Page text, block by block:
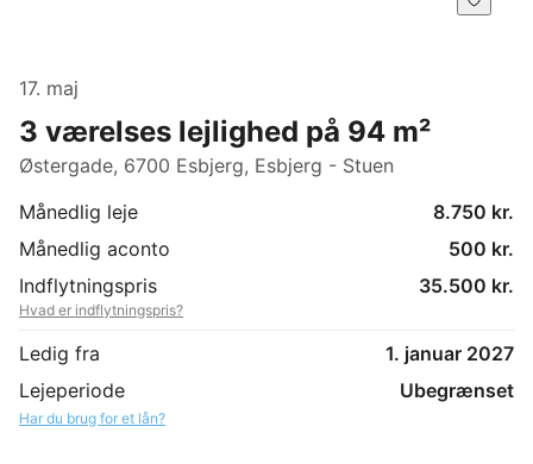
17. maj
3 værelses lejlighed på 94 m²
Østergade, 6700 Esbjerg, Esbjerg - Stuen
Månedlig leje
8.750 kr.
Månedlig aconto
500 kr.
Indflytningspris
35.500 kr.
Hvad er indflytningspris?
Ledig fra
1. januar 2027
Lejeperiode
Ubegrænset
Har du brug for et lån?